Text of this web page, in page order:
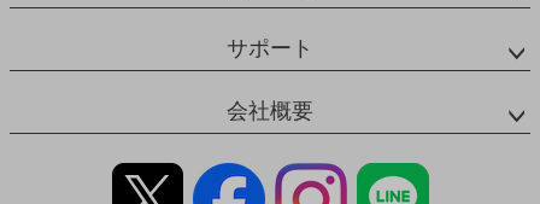
サポート
会社概要